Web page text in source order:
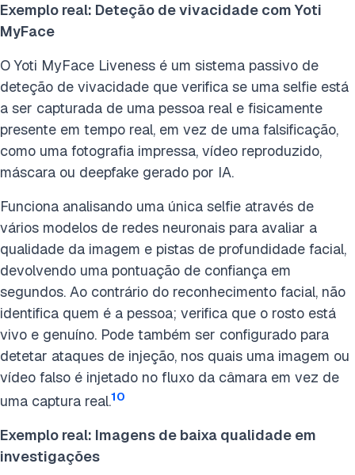
Exemplo real: Deteção de vivacidade com Yoti
MyFace
O Yoti MyFace Liveness é um sistema passivo de
deteção de vivacidade que verifica se uma selfie está
a ser capturada de uma pessoa real e fisicamente
presente em tempo real, em vez de uma falsificação,
como uma fotografia impressa, vídeo reproduzido,
máscara ou deepfake gerado por IA.
Funciona analisando uma única selfie através de
vários modelos de redes neuronais para avaliar a
qualidade da imagem e pistas de profundidade facial,
devolvendo uma pontuação de confiança em
segundos. Ao contrário do reconhecimento facial, não
identifica quem é a pessoa; verifica que o rosto está
vivo e genuíno. Pode também ser configurado para
detetar ataques de injeção, nos quais uma imagem ou
vídeo falso é injetado no fluxo da câmara em vez de
uma captura real.10
Exemplo real: Imagens de baixa qualidade em
investigações